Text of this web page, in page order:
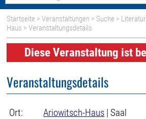
Startseite >Veranstaltungen > Suche >
Haus > Veranstaltungsdetails
Diese Veranstaltung ist
Veranstaltungsdetails
Ort: Ariowitsch-Haus | Saal